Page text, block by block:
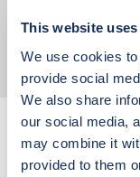
This website
We use cookies
provide social
We also share
our social media,
may combine it
provided to them